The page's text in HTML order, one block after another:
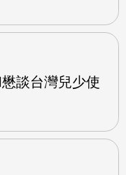
談台灣兒少使